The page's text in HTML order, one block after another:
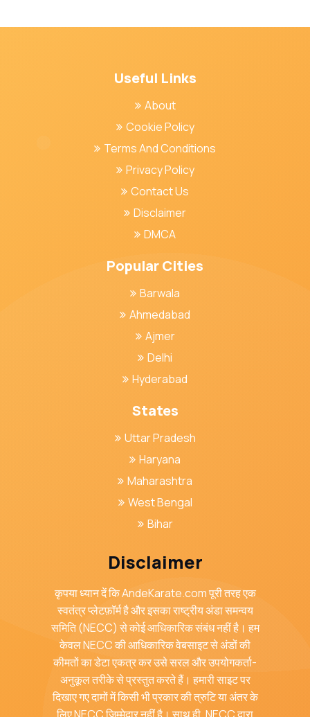
Useful Links
About
Cookie Policy
Terms And Conditions
Privacy Policy
Contact Us
Disclaimer
DMCA
Popular Cities
Barwala
Ahmedabad
Ajmer
Delhi
Hyderabad
States
Uttar Pradesh
Haryana
Maharashtra
West Bengal
Bihar
Disclaimer
कृपया ध्यान दें कि AndeKarate.com पूरी तरह एक
स्वतंत्र प्लेटफ़ॉर्म है और इसका राष्ट्रीय अंडा समन्वय
समिति (NECC) से कोई आधिकारिक संबंध नहीं है। हम
केवल NECC की आधिकारिक वेबसाइट से अंडों की
कीमतों का डेटा एकत्र कर उसे सरल और उपयोगकर्ता-
अनुकूल तरीके से प्रस्तुत करते हैं। हमारी साइट पर
दिखाए गए दामों में किसी भी प्रकार की त्रुटि या अंतर के